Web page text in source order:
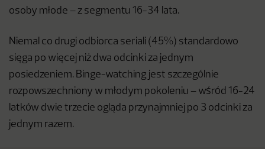
osoby młode – z segmentu 16-34 lata.
Niemal co drugi odbiorca seriali (45%) standardowo
sięga po więcej niż dwa odcinki za jednym
posiedzeniem. Binge-watching jest szczególnie
rozpowszechniony w młodym pokoleniu – wśród 16-24
latków dwie trzecie ogląda przynajmniej po 3 odcinki za
jednym razem.